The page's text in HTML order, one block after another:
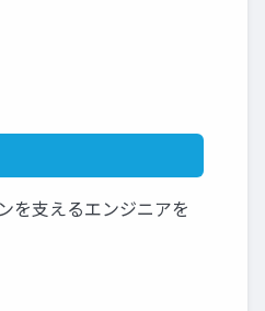
を支えるエンジニアを